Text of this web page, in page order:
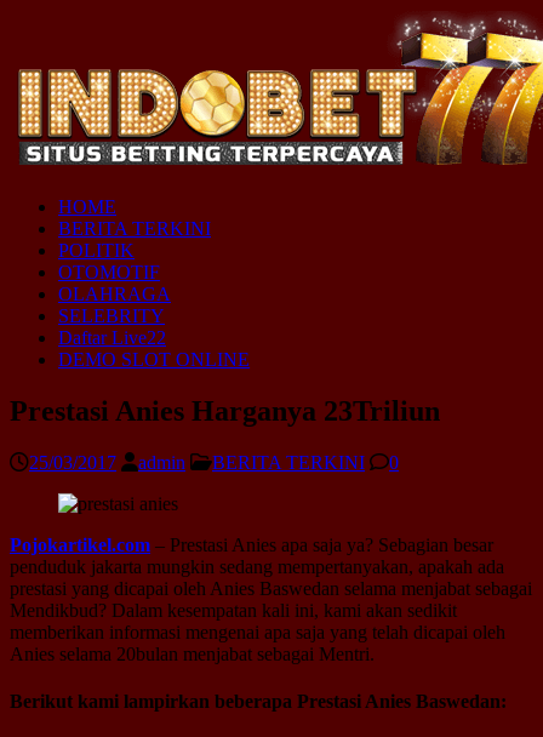
HOME
BERITA TERKINI
POLITIK
OTOMOTIF
OLAHRAGA
SELEBRITY
Daftar Live22
DEMO SLOT ONLINE
Prestasi Anies Harganya 23Triliun
25/03/2017 admin BERITA TERKINI 0
Pojokartikel.com – Prestasi Anies apa saja ya? Sebagian besar
penduduk jakarta mungkin sedang mempertanyakan, apakah ada
prestasi yang dicapai oleh Anies Baswedan selama menjabat sebagai
Mendikbud? Dalam kesempatan kali ini, kami akan sedikit
memberikan informasi mengenai apa saja yang telah dicapai oleh
Anies selama 20bulan menjabat sebagai Mentri.
Berikut kami lampirkan beberapa Prestasi Anies Baswedan: